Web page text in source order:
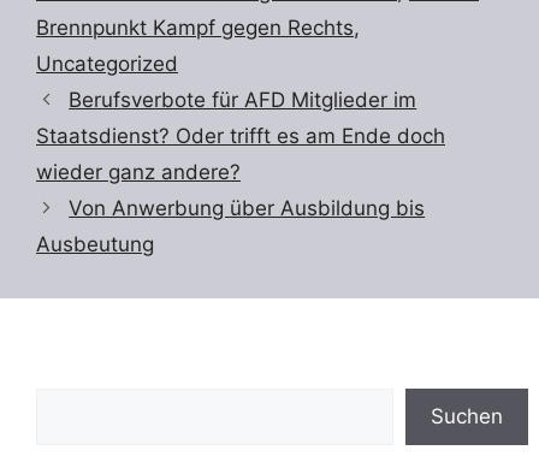
Brennpunkt Kampf gegen Rechts,
Uncategorized
Berufsverbote für AFD Mitglieder im
Staatsdienst? Oder trifft es am Ende doch
wieder ganz andere?
Von Anwerbung über Ausbildung bis
Ausbeutung
Suchen